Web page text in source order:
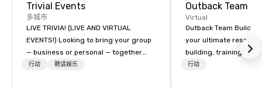
Trivial Events
多城市
LIVE TRIVIA! (LIVE AND VIRTUAL
EVENTS!) Looking to bring your group
— business or personal — together
and have some fun? Or maybe there’s
行动 聘请娱乐
Outback Team
Virtual
Outback Team
your ultimate
building, training, and
Recommended by
行动